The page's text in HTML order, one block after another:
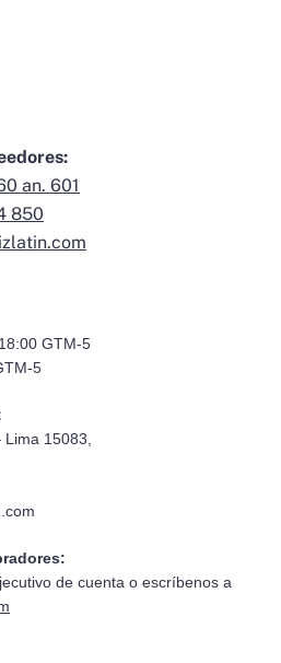
an. 601
850
GTM-5
5
Lima 15083,
de cuenta o escríbenos a